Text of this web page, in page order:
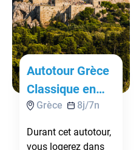
Autotour Grèce
Classique en
liberté avec
audio-guides
***
Grèce 8j/7n
Durant cet autotour,
vous logerez dans